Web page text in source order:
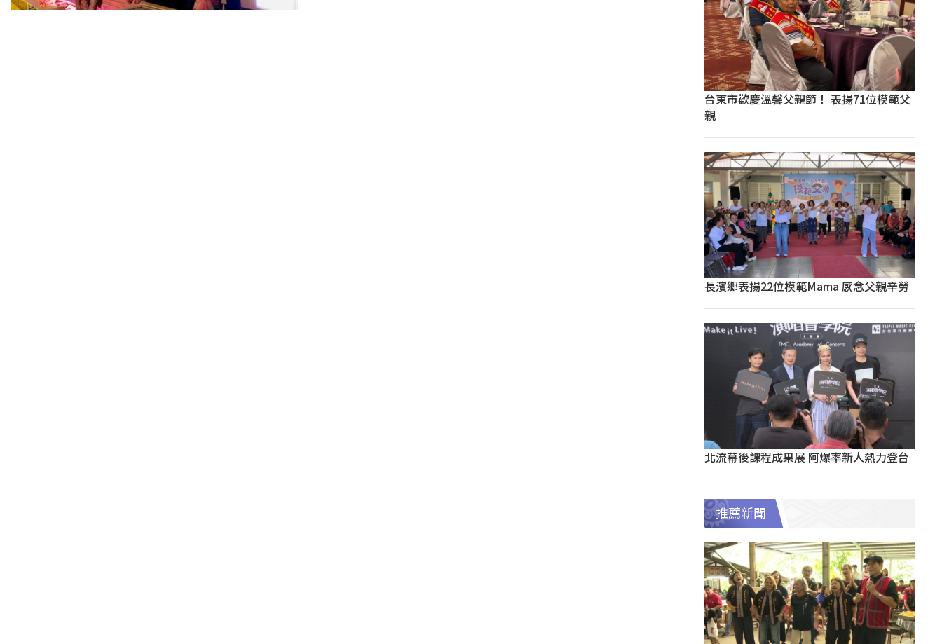
台東市歡慶溫馨父親節！ 表揚71位模範父
親
長濱鄉表揚22位模範Mama 感念父親辛勞
北流幕後課程成果展 阿爆率新人熱力登台
推薦新聞